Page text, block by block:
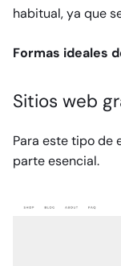
habitual, ya que
Formas ideales
Sitios web
Para este tipo de
parte esencial.